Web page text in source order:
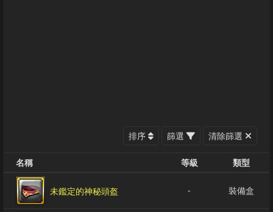
排序 篩選 清除篩選
名稱 等級 類型
未鑑定的神秘頭盔 - 裝備盒